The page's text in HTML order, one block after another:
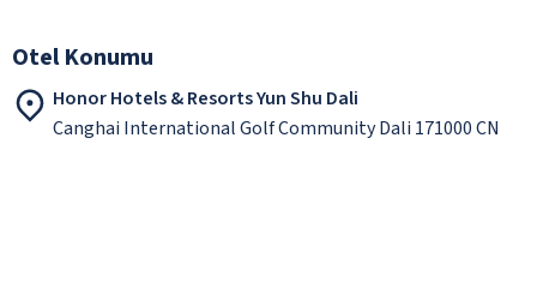
Otel Konumu
Honor Hotels & Resorts Yun Shu Dali
Canghai International Golf Community Dali 171000 CN